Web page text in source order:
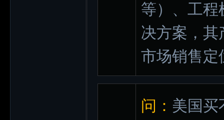
等）、工程
决方案，其
市场销售定
问： 美国买